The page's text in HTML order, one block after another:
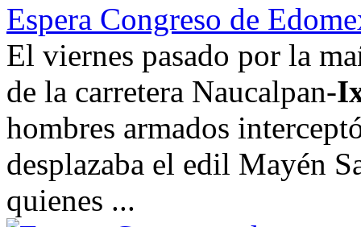
Espera Congreso de
El viernes pasado por la
de la carretera Naucalpan-
hombres armados
desplazaba el edil Mayén
quienes ...